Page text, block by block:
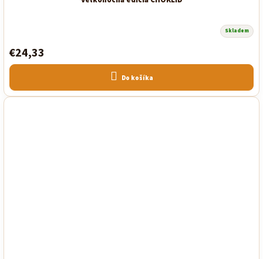
Skladem
€24,33
Do košíka